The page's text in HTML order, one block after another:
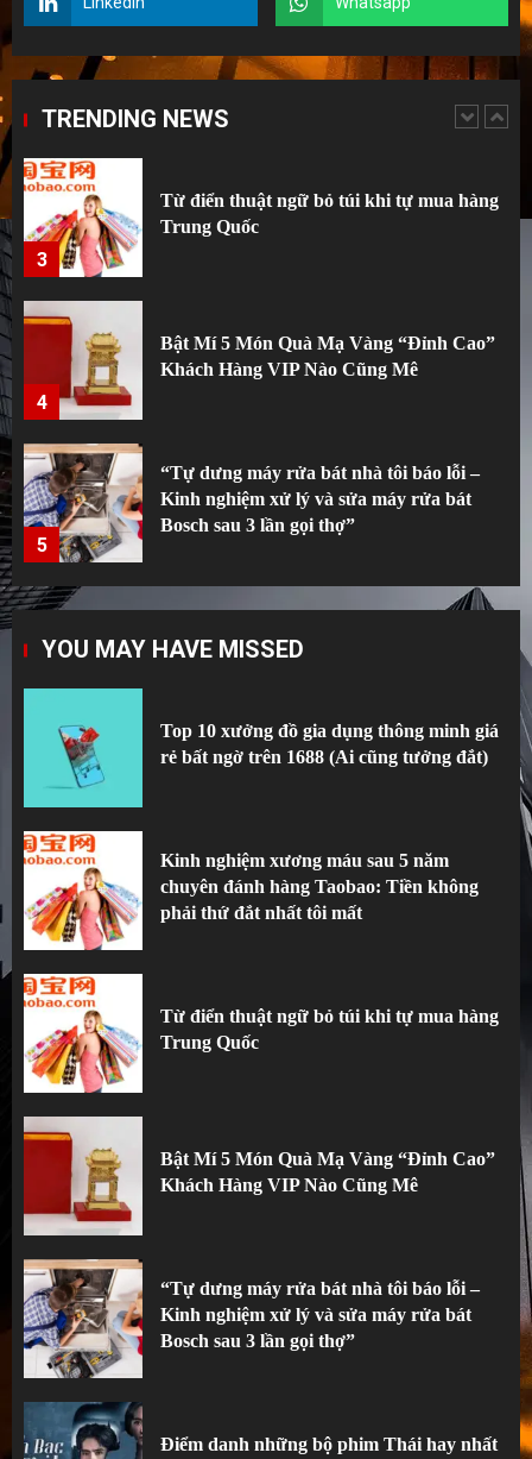
TRENDING NEWS
2
chuyên đánh hàng Taobao: Tiền không
3
Từ điển thuật ngữ bỏ túi khi tự mua hàng
Trung Quốc
4
Bật Mí 5 Món Quà Mạ Vàng “Đỉnh Cao”
Khách Hàng VIP Nào Cũng Mê
5
“Tự dưng máy rửa bát nhà tôi báo lỗi –
Kinh nghiệm xử lý và sửa máy rửa bát
Bosch sau 3 lần gọi thợ”
1
rẻ bất ngờ trên 1688 (Ai cũng tưởng đắt)
2
Kinh nghiệm xương máu sau 5 năm
3
Từ điển thuật ngữ bỏ túi khi tự mua hàng
YOU MAY HAVE MISSED
Top 10 xưởng đồ gia dụng thông minh giá
rẻ bất ngờ trên 1688 (Ai cũng tưởng đắt)
Kinh nghiệm xương máu sau 5 năm
chuyên đánh hàng Taobao: Tiền không
phải thứ đắt nhất tôi mất
Từ điển thuật ngữ bỏ túi khi tự mua hàng
Trung Quốc
Bật Mí 5 Món Quà Mạ Vàng “Đỉnh Cao”
Khách Hàng VIP Nào Cũng Mê
“Tự dưng máy rửa bát nhà tôi báo lỗi –
Kinh nghiệm xử lý và sửa máy rửa bát
Bosch sau 3 lần gọi thợ”
Điểm danh những bộ phim Thái hay nhất